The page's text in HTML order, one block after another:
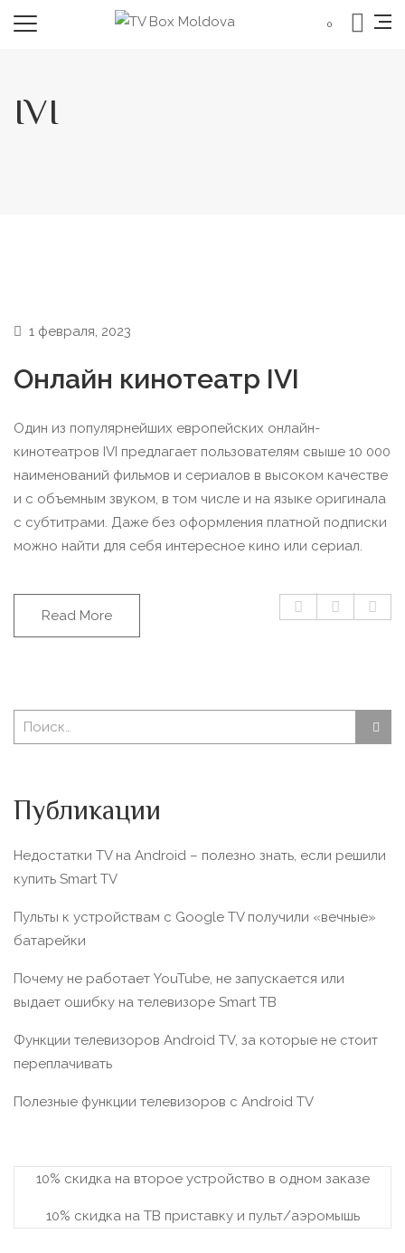
0
IVI
1 февраля, 2023
Онлайн кинотеатр IVI
Один из популярнейших европейских онлайн-
кинотеатров IVI предлагает пользователям свыше 10 000
наименований фильмов и сериалов в высоком качестве
и с объемным звуком, в том числе и на языке оригинала
с субтитрами. Даже без оформления платной подписки
можно найти для себя интересное кино или сериал.
Read More
Публикации
Недостатки TV на Android – полезно знать, если решили
купить Smart TV
Пульты к устройствам с Google TV получили «вечные»
батарейки
Почему не работает YouTube, не запускается или
выдает ошибку на телевизоре Smart TВ
Функции телевизоров Android TV, за которые не стоит
переплачивать
Полезные функции телевизоров c Android TV
10% скидка на второе устройство в одном заказе
10% скидка на ТВ приставку и пульт/аэромышь